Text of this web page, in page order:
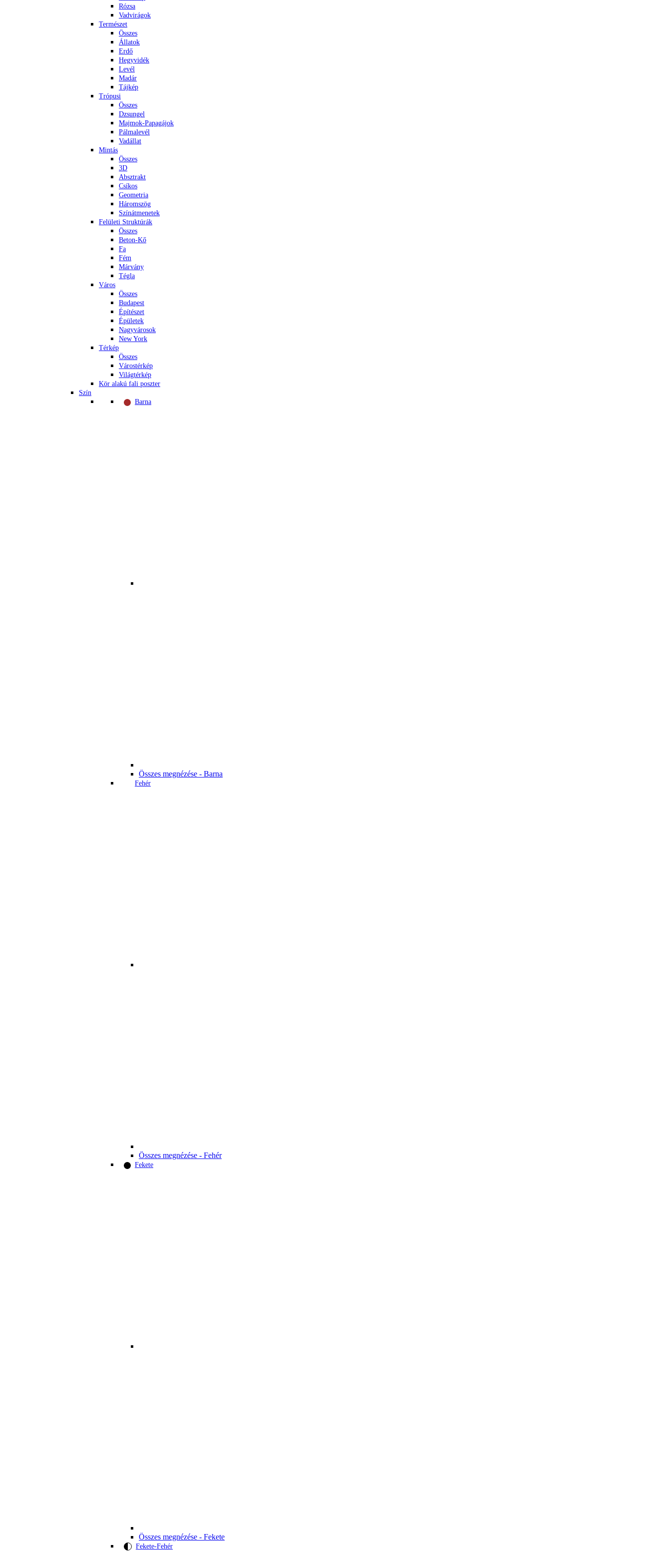
Rózsa
Vadvirágok
Természet
Összes
Állatok
Erdő
Hegyvidék
Levél
Madár
Tájkép
Trópusi
Összes
Dzsungel
Majmok-Papagájok
Pálmalevél
Vadállat
Mintás
Összes
3D
Absztrakt
Csíkos
Geometria
Háromszög
Színátmenetek
Felületi Struktúrák
Összes
Beton-Kő
Fa
Fém
Márvány
Tégla
Város
Összes
Budapest
Építészet
Épületek
Nagyvárosok
New York
Térkép
Összes
Várostérkép
Világtérkép
Kör alakú fali poszter
Szín
Barna
Összes megnézése - Barna
Fehér
Összes megnézése - Fehér
Fekete
Összes megnézése - Fekete
Fekete-Fehér